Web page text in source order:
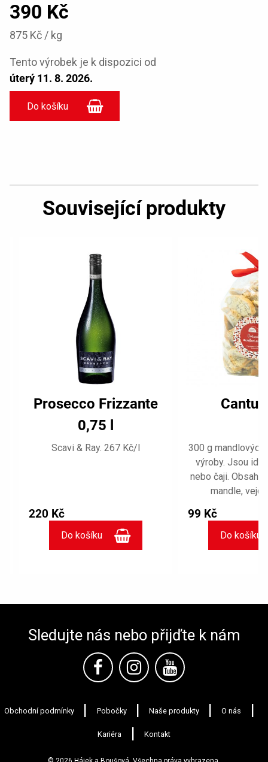
390 Kč
875 Kč / kg
Tento výrobek je k dispozici od
úterý 11. 8. 2026.
Související produkty
Prosecco Frizzante
0,75 l
Scavi & Ray. 267 Kč/l
220 Kč
300 g mandlových
výroby. Jsou
nebo čaji.
mandle,
a kypřící
99 Kč
Sledujte nás nebo přijďte k nám
Obchodní podmínky Pobočky Naše produkty O nás
Kariéra Kontakt